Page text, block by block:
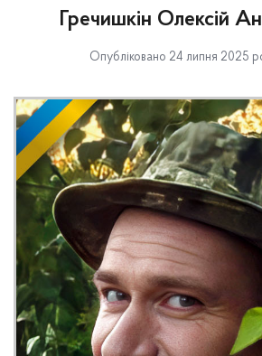
Гречишкін Олексій
Опубліковано 24 липня 2025